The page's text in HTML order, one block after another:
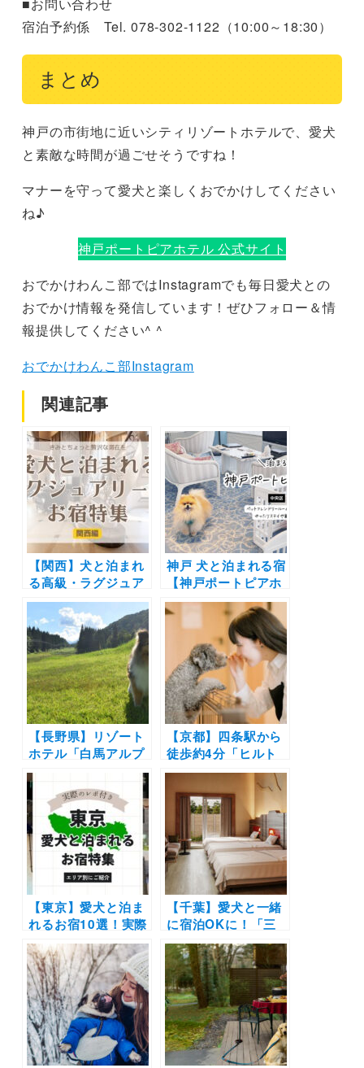
■お問い合わせ
宿泊予約係 Tel. 078-302-1122（10:00～18:30）
まとめ
神戸の市街地に近いシティリゾートホテルで、愛犬
と素敵な時間が過ごせそうですね！
マナーを守って愛犬と楽しくおでかけしてください
ね♪
神戸ポートピアホテル 公式サイト
おでかけわんこ部ではInstagramでも毎日愛犬との
おでかけ情報を発信しています！ぜひフォロー＆情
報提供してください^ ^
おでかけわんこ部Instagram
関連記事
【関西】犬と泊まれ
る高級・ラグジュア
リーホテル大特集！
実際のおでかけレポ
ート付き | 大阪・京
都・兵庫などリッチ
なペット可の宿まと
め
神戸 犬と泊まれる宿
【神戸ポートピアホ
テル】ペットフレン
ドリールームで愛犬
とゆったりホカンス
気分
【長野県】リゾート
ホテル「白馬アルプ
スホテル」に9室の
ペット同伴OK客室
＆芝生のドッグラン
新設！通年型のペッ
トフレンドリー・リ
ゾート化へ
【京都】四条駅から
徒歩約4分「ヒルト
ン・ガーデン・イン
京都四条烏丸」にド
ッグフレンドリープ
ランが登場！合計
12kg以下2匹まで
OK
【東京】愛犬と泊ま
れるお宿10選！実際
のおでかけレポート
あり | 高級ホテルや
大型犬・多頭OKの
宿も
【千葉】愛犬と一緒
に宿泊OKに！「三
井ガーデンホテルプ
ラナ東京ベイ」に
「ドッグフレンドリ
ールーム」登場（小
型犬最大4匹）